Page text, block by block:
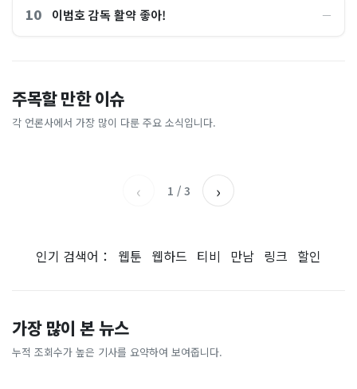
10 이범호 감독 활약 좋아! ―
주목할 만한 이슈
각 언론사에서 가장 많이 다룬 주요 소식입니다.
홈플러스, 2000억원으로 '시
간'을 샀다
비즈워치
왜?매일경제
[날씨] 오늘 밤 또 내린다...내
륙 중심 최대 150mm
졌다...국산 53개 중소기업이
‹ 1 / 3 ›
인기 검색어： 웹툰 웹하드 티비 만남 링크 할인
가장 많이 본 뉴스
누적 조회수가 높은 기사를 요약하여 보여줍니다.